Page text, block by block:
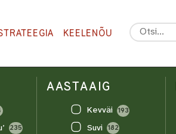
KEELENÕU
235
AASTAAIG
Kevväi 193
Suvi 182